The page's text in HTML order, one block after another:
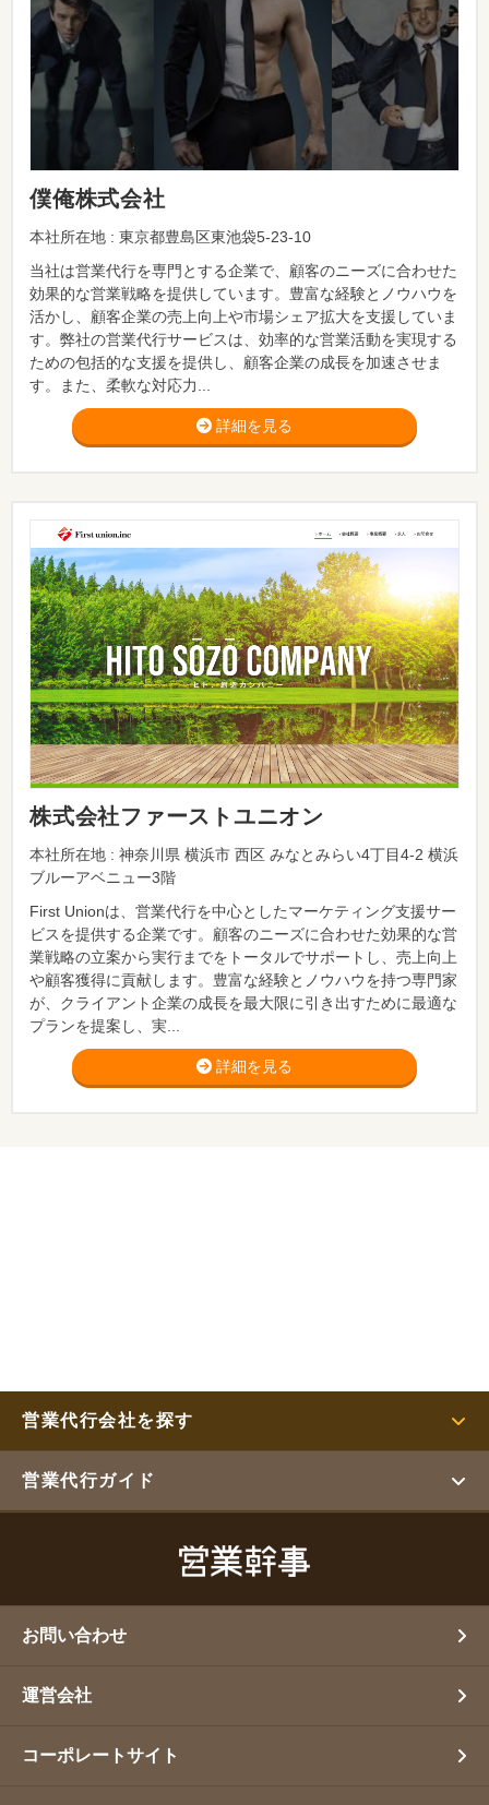
僕俺株式会社
本社所在地 : 東京都豊島区東池袋5-23-10
当社は営業代行を専門とする企業で、顧客のニーズに合わせた
効果的な営業戦略を提供しています。豊富な経験とノウハウを
活かし、顧客企業の売上向上や市場シェア拡大を支援していま
す。弊社の営業代行サービスは、効率的な営業活動を実現する
ための包括的な支援を提供し、顧客企業の成長を加速させま
す。また、柔軟な対応力...
詳細を見る
株式会社ファーストユニオン
本社所在地 : 神奈川県 横浜市 西区 みなとみらい4丁目4-2 横浜
ブルーアベニュー3階
First Unionは、営業代行を中心としたマーケティング支援サー
ビスを提供する企業です。顧客のニーズに合わせた効果的な営
業戦略の立案から実行までをトータルでサポートし、売上向上
や顧客獲得に貢献します。豊富な経験とノウハウを持つ専門家
が、クライアント企業の成長を最大限に引き出すために最適な
プランを提案し、実...
詳細を見る
営業代行会社を探す
営業代行ガイド
お問い合わせ
運営会社
コーポレートサイト